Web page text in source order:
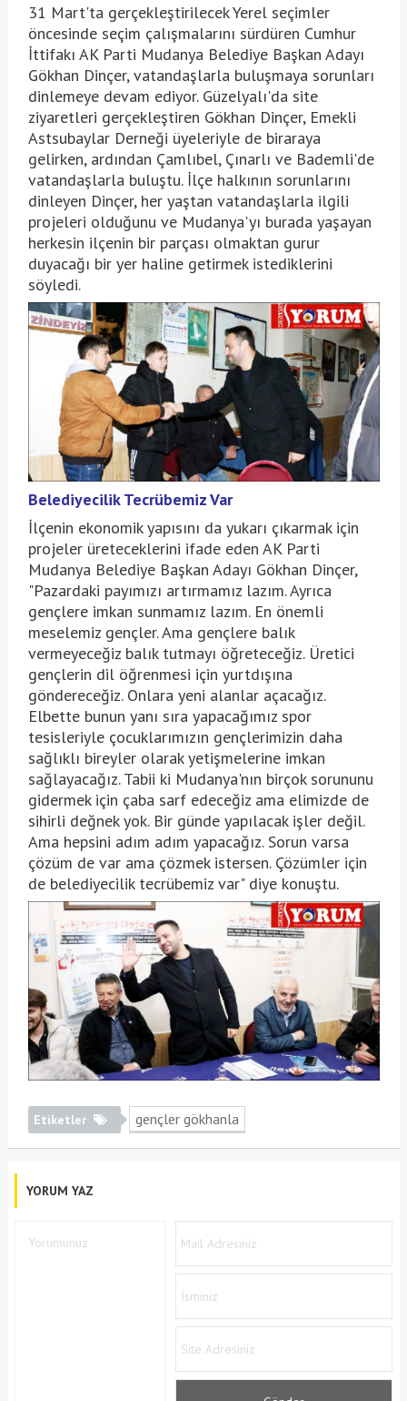
31 Mart'ta gerçekleştirilecek Yerel seçimler
öncesinde seçim çalışmalarını sürdüren Cumhur
İttifakı AK Parti Mudanya Belediye Başkan Adayı
Gökhan Dinçer, vatandaşlarla buluşmaya sorunları
dinlemeye devam ediyor. Güzelyalı'da site
ziyaretleri gerçekleştiren Gökhan Dinçer, Emekli
Astsubaylar Derneği üyeleriyle de biraraya
gelirken, ardından Çamlıbel, Çınarlı ve Bademli'de
vatandaşlarla buluştu. İlçe halkının sorunlarını
dinleyen Dinçer, her yaştan vatandaşlarla ilgili
projeleri olduğunu ve Mudanya'yı burada yaşayan
herkesin ilçenin bir parçası olmaktan gurur
duyacağı bir yer haline getirmek istediklerini
söyledi.
Belediyecilik Tecrübemiz Var
İlçenin ekonomik yapısını da yukarı çıkarmak için
projeler üreteceklerini ifade eden AK Parti
Mudanya Belediye Başkan Adayı Gökhan Dinçer,
"Pazardaki payımızı artırmamız lazım. Ayrıca
gençlere imkan sunmamız lazım. En önemli
meselemiz gençler. Ama gençlere balık
vermeyeceğiz balık tutmayı öğreteceğiz. Üretici
gençlerin dil öğrenmesi için yurtdışına
göndereceğiz. Onlara yeni alanlar açacağız.
Elbette bunun yanı sıra yapacağımız spor
tesisleriyle çocuklarımızın gençlerimizin daha
sağlıklı bireyler olarak yetişmelerine imkan
sağlayacağız. Tabii ki Mudanya'nın birçok sorununu
gidermek için çaba sarf edeceğiz ama elimizde de
sihirli değnek yok. Bir günde yapılacak işler değil.
Ama hepsini adım adım yapacağız. Sorun varsa
çözüm de var ama çözmek istersen. Çözümler için
de belediyecilik tecrübemiz var" diye konuştu.
Etiketler gençler gökhanla
YORUM YAZ